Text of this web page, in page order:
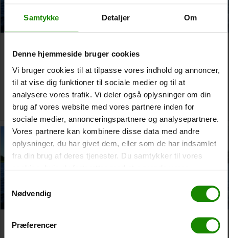
Samtykke Detaljer Om
Denne hjemmeside bruger cookies
Vi bruger cookies til at tilpasse vores indhold og annoncer,
til at vise dig funktioner til sociale medier og til at
analysere vores trafik. Vi deler også oplysninger om din
brug af vores website med vores partnere inden for
sociale medier, annonceringspartnere og analysepartnere.
Vores partnere kan kombinere disse data med andre
oplysninger, du har givet dem, eller som de har indsamlet
fra din brug af deres tjenester. Du samtykker til vores
Nødvendig
Præferencer
Holmens Camping
1 Tag Reise
Von:500,00 kr.
Weiterlesen
Holmens Camping
2 Tages Reise
Von:700,00kr.
Weiterlesen
Holmens Camping zu
Holmens Camping zu
Holmens Camping